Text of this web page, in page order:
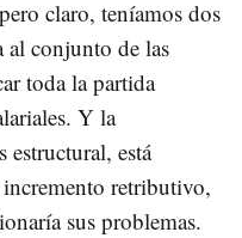
claro, teníamos dos
al conjunto de las
toda la partida
Y la
estructural, está
retributivo,
sus problemas.